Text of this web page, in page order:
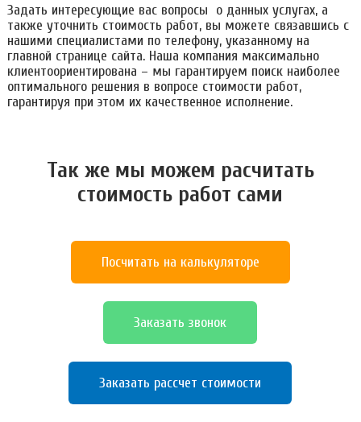
Задать интересующие вас вопросы о данных услугах, а
также уточнить стоимость работ, вы можете связавшись с
нашими специалистами по телефону, указанному на
главной странице сайта. Наша компания максимально
клиентоориентирована – мы гарантируем поиск наиболее
оптимального решения в вопросе стоимости работ,
гарантируя при этом их качественное исполнение.
Так же мы можем расчитать
стоимость работ сами
Посчитать на калькуляторе
Заказать звонок
Заказать рассчет стоимости